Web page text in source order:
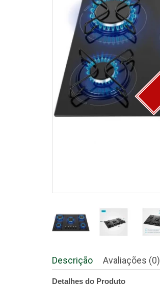
Descrição Avaliações (0)
Detalhes do Produto